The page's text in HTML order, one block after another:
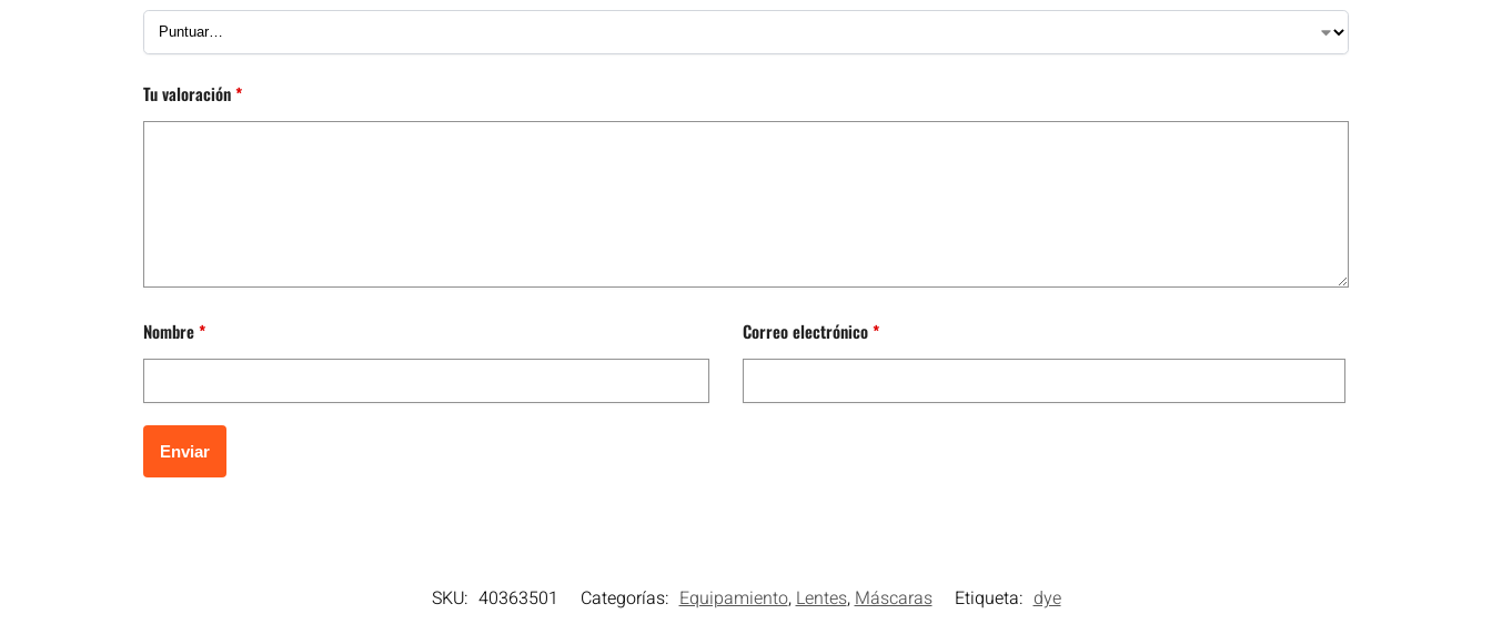
Tu valoración*
Nombre* Correo electrónico*
SKU: 40363501 Categorías: Equipamiento,Lentes,Máscaras Etiqueta: dye